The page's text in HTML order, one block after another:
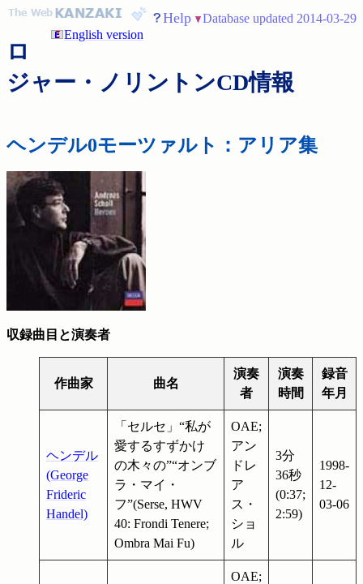
Help
Database updated 2014-03-29
English version
ロ
ジャー・ノリントンCD情報
ヘンデル0モーツァルト：アリア集
収録曲目と演奏者
作曲家 曲名
演奏
者
演奏
時間
録音
年月
ヘンデル
(George
Frideric
Handel)
「セルセ」“私が
愛するすずかけ
の木々の”“オンブ
ラ・マイ・
フ”(Serse, HWV
40: Frondi Tenere;
Ombra Mai Fu)
OAE;
アン
ドレ
ア
ス・
ショ
ル
3分
36秒
(0:37;
2:59)
1998-
12-
03-06
OAE;